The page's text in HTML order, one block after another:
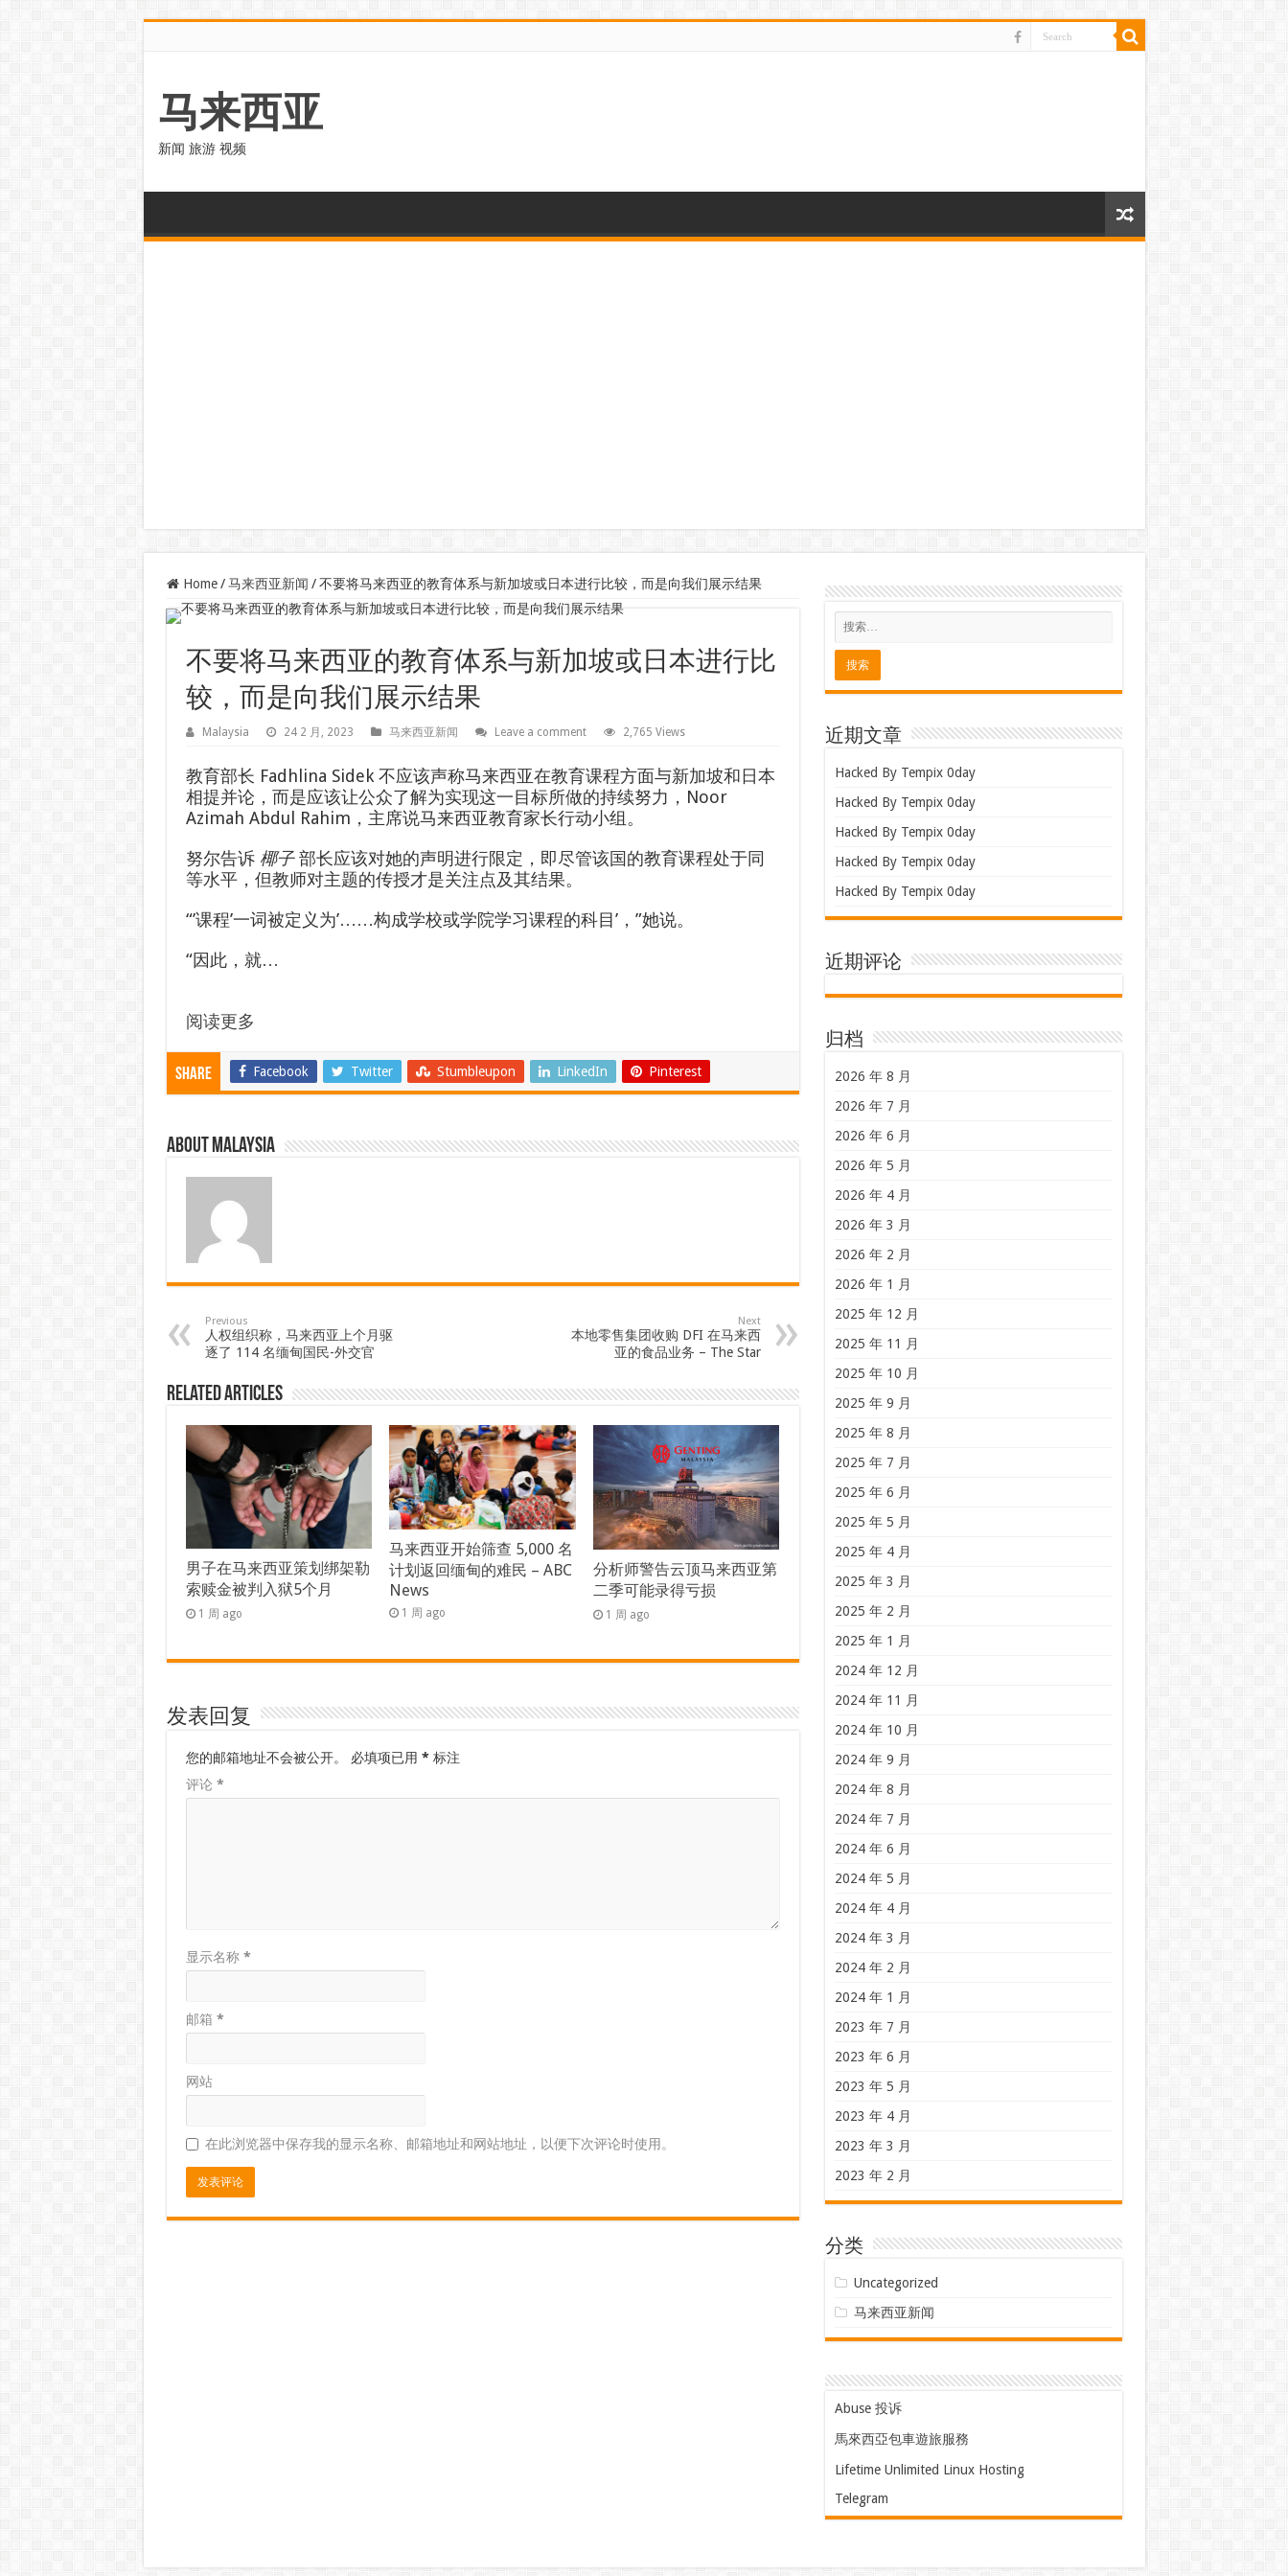
马来西亚
新闻 旅游 视频
Home / 马来西亚新闻 / 不要将马来西亚的教育体系与新加坡或日本进行比较，而是向我们展示结果
不要将马来西亚的教育体系与新加坡或日本进行比
较，而是向我们展示结果
Malaysia 24 2 月, 2023 马来西亚新闻 Leave a comment 2,765 Views
教育部长 Fadhlina Sidek 不应该声称马来西亚在教育课程方面与新加坡和日本
相提并论，而是应该让公众了解为实现这一目标所做的持续努力，Noor
Azimah Abdul Rahim，主席说马来西亚教育家长行动小组。
努尔告诉 椰子部长应该对她的声明进行限定，即尽管该国的教育课程处于同
等水平，但教师对主题的传授才是关注点及其结果。
“’课程’一词被定义为’……构成学校或学院学习课程的科目’，”她说。
“因此，就…
阅读更多
Share Facebook Twitter Stumbleupon LinkedIn Pinterest
About Malaysia
Previous
人权组织称，马来西亚上个月驱
逐了 114 名缅甸国民-外交官
Next
本地零售集团收购 DFI 在马来西
亚的食品业务 – The Star
Related Articles
男子在马来西亚策划绑架勒
索赎金被判入狱5个月
1 周 ago
马来西亚开始筛查 5,000 名
计划返回缅甸的难民 – ABC
News
1 周 ago
分析师警告云顶马来西亚第
二季可能录得亏损
1 周 ago
发表回复
您的邮箱地址不会被公开。 必填项已用 * 标注
评论 *
显示名称 *
邮箱 *
网站
在此浏览器中保存我的显示名称、邮箱地址和网站地址，以便下次评论时使用。
近期文章
Hacked By Tempix 0day
Hacked By Tempix 0day
Hacked By Tempix 0day
Hacked By Tempix 0day
Hacked By Tempix 0day
近期评论
归档
2026 年 8 月
2026 年 7 月
2026 年 6 月
2026 年 5 月
2026 年 4 月
2026 年 3 月
2026 年 2 月
2026 年 1 月
2025 年 12 月
2025 年 11 月
2025 年 10 月
2025 年 9 月
2025 年 8 月
2025 年 7 月
2025 年 6 月
2025 年 5 月
2025 年 4 月
2025 年 3 月
2025 年 2 月
2025 年 1 月
2024 年 12 月
2024 年 11 月
2024 年 10 月
2024 年 9 月
2024 年 8 月
2024 年 7 月
2024 年 6 月
2024 年 5 月
2024 年 4 月
2024 年 3 月
2024 年 2 月
2024 年 1 月
2023 年 7 月
2023 年 6 月
2023 年 5 月
2023 年 4 月
2023 年 3 月
2023 年 2 月
分类
Uncategorized
马来西亚新闻
Abuse 投诉
馬來西亞包車遊旅服務
Lifetime Unlimited Linux Hosting
Telegram